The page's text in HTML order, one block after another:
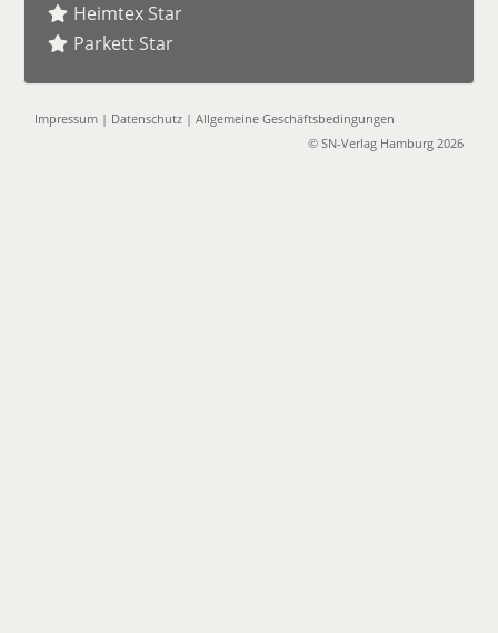
Heimtex Star
Parkett Star
Impressum | Datenschutz |Allgemeine Geschäftsbedingungen
© SN-Verlag Hamburg 2026